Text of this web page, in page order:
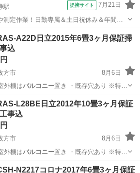
駅
提携サイト 7月21日
測定作業！日勤専属＆土日祝休み＆年間休
作業★マイカー通勤OK＆無料駐車場あり
度あり！《茨城県常陸大宮市》 人気の
造工...
その他
A22D日立2015年6畳3ヶ月保証掃
込
方市
8月6日
外機はバルコニー置き ・既存穴あり ※特殊
RAS
L28BE日立2012年10畳3ヶ月保証
事込
方市
8月6日
外機はバルコニー置き ・既存穴あり ※特殊
RAS
N2217コロナ2017年6畳3ヶ月保証